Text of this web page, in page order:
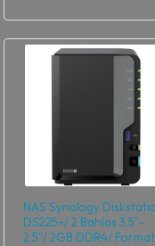
NAS Synology
DS225+/ 2 Bahías 3.5"-
2.5"/ 2GB DDR4/